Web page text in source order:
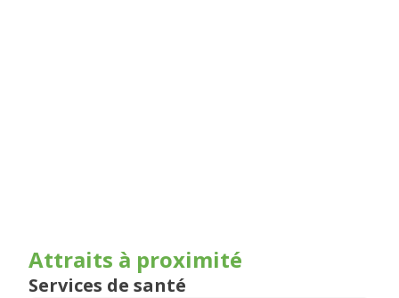
Attraits à proximité
Services de santé